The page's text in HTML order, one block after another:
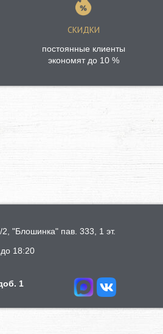
СКИДКИ
постоянные клиенты
экономят до 10 %
"Блошинка" пав. 333, 1 эт.
18:20
1